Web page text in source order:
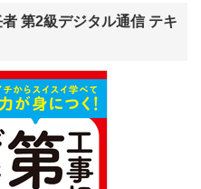
第2級デジタル通信 テキ